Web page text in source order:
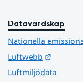
Datavärdskap
Nationella
Luftwebb
Luftmiljödata